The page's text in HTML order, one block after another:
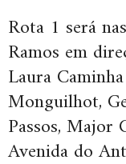
Rota 1 será
Ramos em
Laura
Monguilhot,
Passos, Major
Avenida do